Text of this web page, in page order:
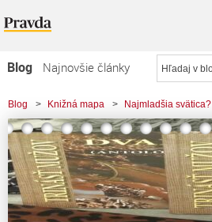
Blog
Najnovšie články
Najčítanejšie články
Najkomentovanejšie články
Zoznam blogov
Komerčné blogy
Blog > Knižná mapa > Najmladšia svätica?